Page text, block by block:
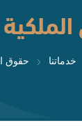
خدماتنا حقوق